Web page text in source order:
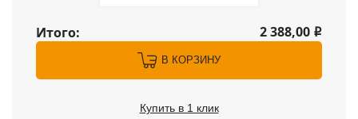
Итого: 2 388,00 i
В КОРЗИНУ
Купить в 1 клик